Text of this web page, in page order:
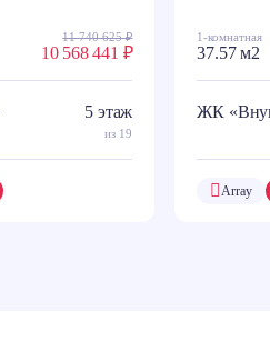
11 740 625 ₽
10 568 441 ₽
5 этаж
из 19
1-комнатная
37.57 м2
ЖК
Array